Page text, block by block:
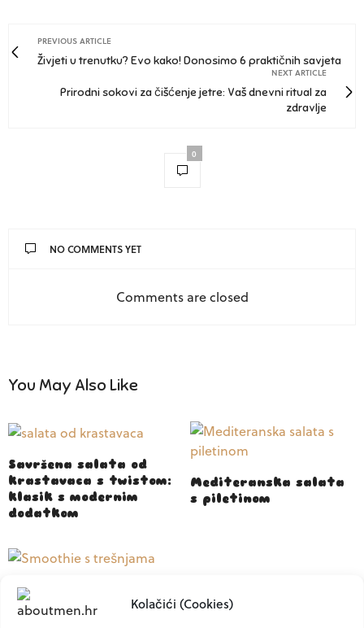
Kolačići (Cookies)
PREVIOUS ARTICLE
Živjeti u trenutku? Evo kako! Donosimo 6 praktičnih savjeta
NEXT ARTICLE
Prirodni sokovi za čišćenje jetre: Vaš dnevni ritual za
zdravlje
0
NO COMMENTS YET
Comments are closed
You May Also Like
Savršena salata od
krastavaca s twistom:
klasik s modernim
dodatkom
Mediteranska salata
s piletinom
Smoothie s trešnjama
– funkcionalan